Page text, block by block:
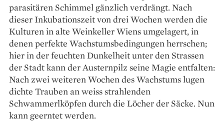
parasitären Schimmel gänzlich verdrängt. Nach
dieser Inkubationszeit von drei Wochen werden die
Kulturen in alte Weinkeller Wiens umgelagert, in
denen perfekte Wachstumsbedingungen herrschen;
hier in der feuchten Dunkelheit unter den Strassen
der Stadt kann der Austernpilz seine Magie entfalten:
Nach zwei weiteren Wochen des Wachstums lugen
dichte Trauben an weiss strahlenden
Schwammerlköpfen durch die Löcher der Säcke. Nun
kann geerntet werden.